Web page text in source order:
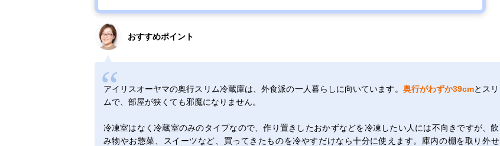
おすすめポイント
アイリスオーヤマの奥行スリム冷蔵庫は、外食派の一人暮らしに向いています。 奥行がわずか39cmとスリ
ムで、部屋が狭くても邪魔になりません。
冷凍室はなく冷蔵室のみのタイプなので、作り置きしたおかずなどを冷凍したい人には不向きですが、飲
み物やお惣菜、スイーツなど、買ってきたものを冷やすだけなら十分に使えます。庫内の棚を取り外せ